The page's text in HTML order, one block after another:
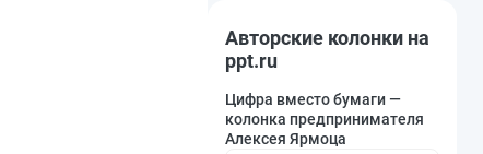
Авторские колонки на
ppt.ru
Цифра вместо бумаги —
колонка предпринимателя
Алексея Ярмоца